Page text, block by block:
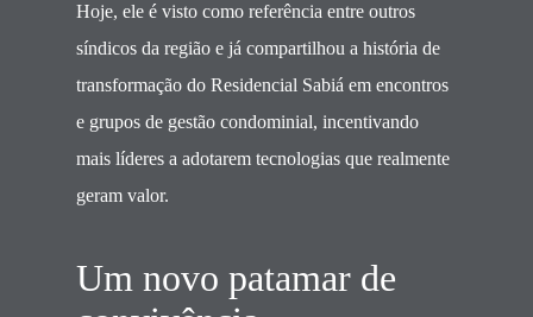
Hoje, ele é visto como referência entre outros
síndicos da região e já compartilhou a história de
transformação do Residencial Sabiá em encontros
e grupos de gestão condominial, incentivando
mais líderes a adotarem tecnologias que realmente
geram valor.
Um novo patamar de